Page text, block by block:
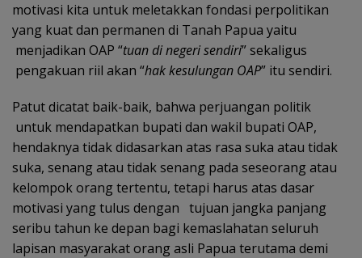
motivasi kita untuk meletakkan fondasi perpolitikan
yang kuat dan permanen di Tanah Papua yaitu
menjadikan OAP “tuan di negeri sendiri” sekaligus
pengakuan riil akan “hak kesulungan OAP” itu sendiri.
Patut dicatat baik-baik, bahwa perjuangan politik
untuk mendapatkan bupati dan wakil bupati OAP,
hendaknya tidak didasarkan atas rasa suka atau tidak
suka, senang atau tidak senang pada seseorang atau
kelompok orang tertentu, tetapi harus atas dasar
motivasi yang tulus dengan tujuan jangka panjang
seribu tahun ke depan bagi kemaslahatan seluruh
lapisan masyarakat orang asli Papua terutama demi